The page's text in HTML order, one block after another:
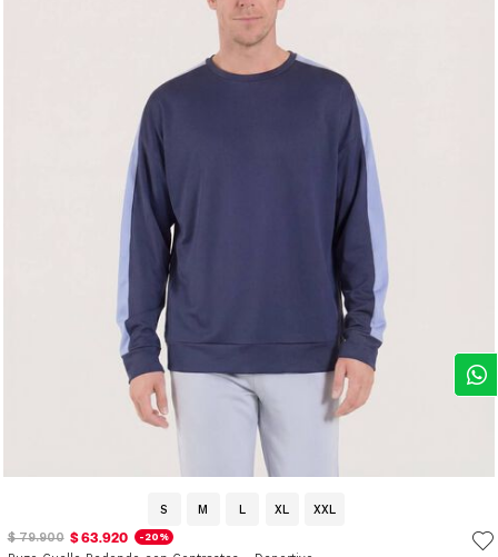
S M L XL
XXL
$ 79.900 $ 63.920 -20%